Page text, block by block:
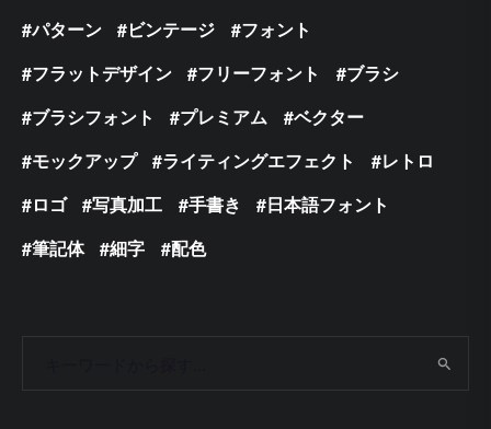
パターン
ビンテージ
フォント
フラットデザイン
フリーフォント
ブラシ
ブラシフォント
プレミアム
ベクター
モックアップ
ライティングエフェクト
レトロ
ロゴ
写真加工 手書き
日本語フォント
筆記体
細字 配色